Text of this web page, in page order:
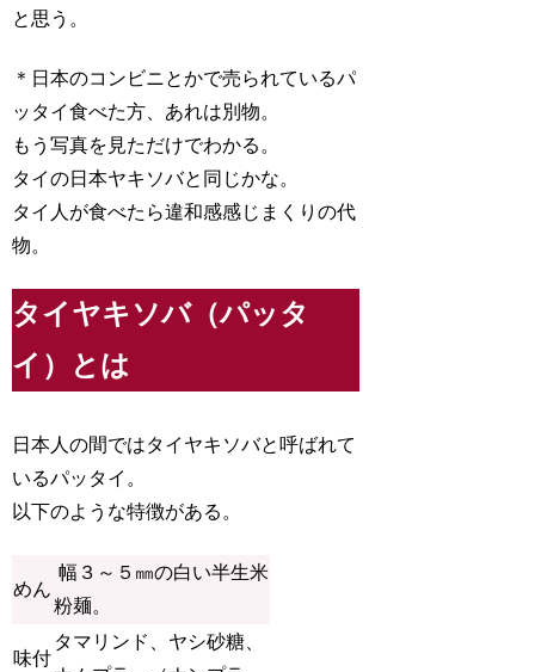
と思う。
＊日本のコンビニとかで売られているパ
ッタイ食べた方、あれは別物。
もう写真を見ただけでわかる。
タイの日本ヤキソバと同じかな。
タイ人が食べたら違和感感じまくりの代
物。
タイヤキソバ（パッタ
イ）とは
日本人の間ではタイヤキソバと呼ばれて
いるパッタイ。
以下のような特徴がある。
めん
幅３～５㎜の白い半生米
粉麺。
味付
タマリンド、ヤシ砂糖、